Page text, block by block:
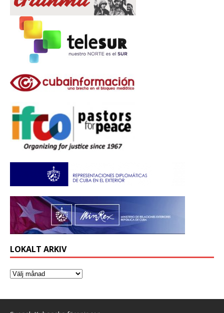
LOKALT ARKIV